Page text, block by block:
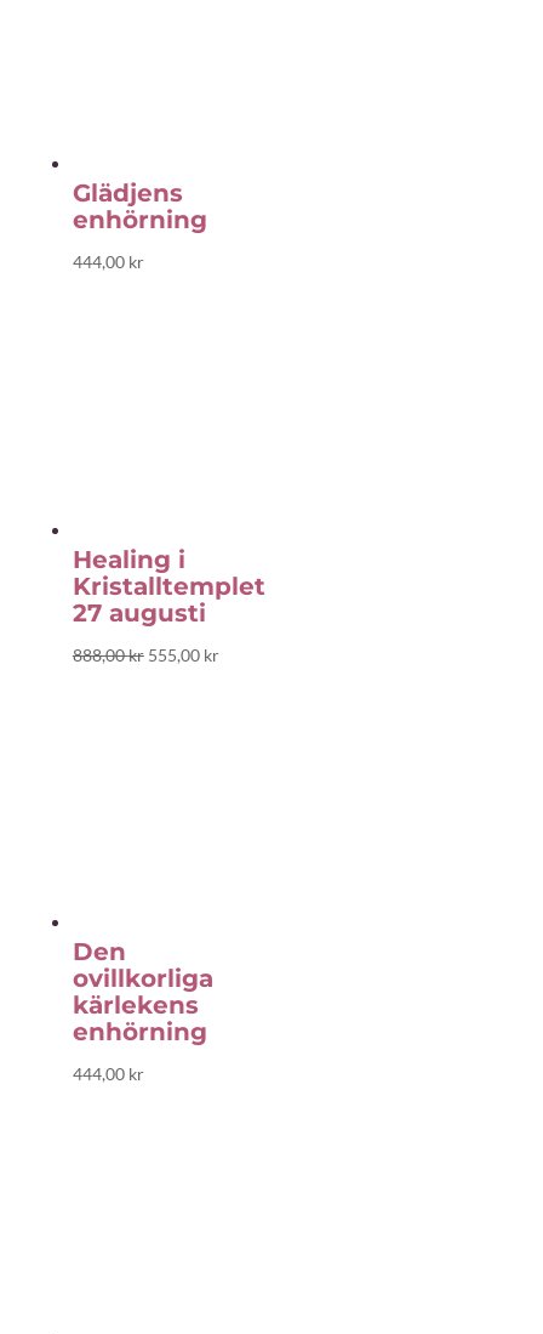
Glädjens
enhörning
444,00 kr
Healing i
Kristalltemplet
27 augusti
888,00kr Det
555,00 krDet
Den
ovillkorliga
kärlekens
enhörning
444,00 kr